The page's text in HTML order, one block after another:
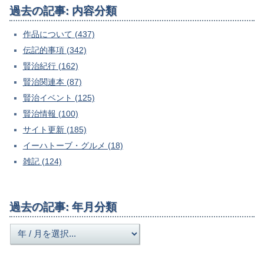
過去の記事: 内容分類
作品について (437)
伝記的事項 (342)
賢治紀行 (162)
賢治関連本 (87)
賢治イベント (125)
賢治情報 (100)
サイト更新 (185)
イーハトーブ・グルメ (18)
雑記 (124)
過去の記事: 年月分類